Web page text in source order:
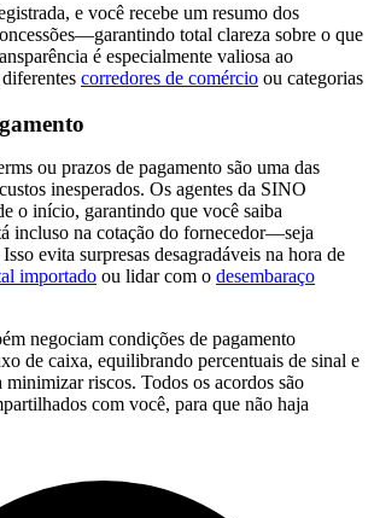
e você recebe um resumo dos
total clareza sobre o que
é especialmente valiosa ao
corredores de comércio ou categorias
ou prazos de pagamento são uma das
inesperados. Os agentes da SINO
o início, garantindo que você saiba
incluso na cotação do fornecedor—seja
Isso evita surpresas desagradáveis na hora de
importado ou lidar com o desembaraço
negociam condições de pagamento
de caixa, equilibrando percentuais de sinal e
riscos. Todos os acordos são
com você, para que não haja